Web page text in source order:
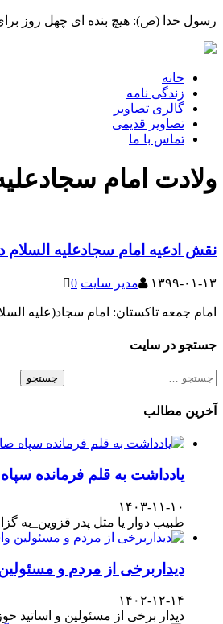
رسول خدا (ص): هیچ بنده ای چهل روز
خانه
زندگی نامه
گالری تصاویر
تصاویر قدیمی
تماس با ما
ولادت امام
نقش ادعیه امام سجادعلیه
۱۳۹۹-۰۱-۱۳ مدیر سایت 0
امام جمعه تاکستان: امام سجاد(علیه
جستجو در سایت
جستجو
آخرین مطالب
یادداشت به قلم فرمانده
۱۴۰۳-۱۱-۱۰
طبیب دوار یا مثل پدر قزوین_به
دیداربرخی از مردم و
۱۴۰۲-۱۲-۱۴
دیدار برخی از مسئولین و